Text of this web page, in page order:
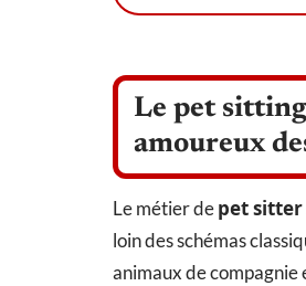
Le pet
amoureux
Le métier depet sitter
loin des schémas
animaux de compagnie